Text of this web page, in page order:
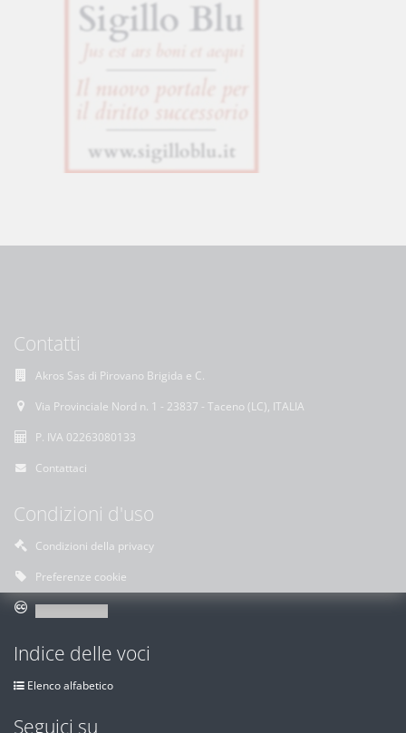
Contatti
Akros Sas di Pirovano Brigida e C.
Via Provinciale Nord n. 1 - 23837 - Taceno (LC), ITALIA
P. IVA 02263080133
Contattaci
Condizioni d'uso
Condizioni della privacy
Preferenze cookie
Indice delle voci
Elenco alfabetico
Seguici su